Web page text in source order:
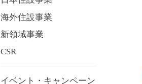
海外住設事業
新領域事業
CSR
イベント・キャンペーン